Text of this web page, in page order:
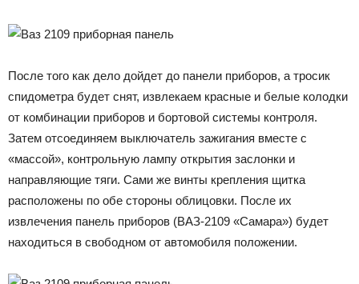
После того как дело дойдет до панели приборов, а тросик
спидометра будет снят, извлекаем красные и белые колодки
от комбинации приборов и бортовой системы контроля.
Затем отсоединяем выключатель зажигания вместе с
«массой», контрольную лампу открытия заслонки и
направляющие тяги. Сами же винты крепления щитка
расположены по обе стороны облицовки. После их
извлечения панель приборов (ВАЗ-2109 «Самара») будет
находиться в свободном от автомобиля положении.